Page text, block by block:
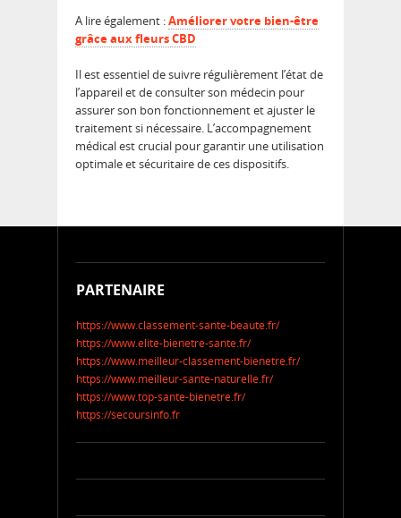
A lire également :Améliorer votre bien-être
grâce aux fleurs CBD
Il est essentiel de suivre régulièrement l’état de
l’appareil et de consulter son médecin pour
assurer son bon fonctionnement et ajuster le
traitement si nécessaire. L’accompagnement
médical est crucial pour garantir une utilisation
optimale et sécuritaire de ces dispositifs.
PARTENAIRE
https://www.classement-sante-beaute.fr/
https://www.elite-bienetre-sante.fr/
https://www.meilleur-classement-bienetre.fr/
https://www.meilleur-sante-naturelle.fr/
https://www.top-sante-bienetre.fr/
https://secoursinfo.fr